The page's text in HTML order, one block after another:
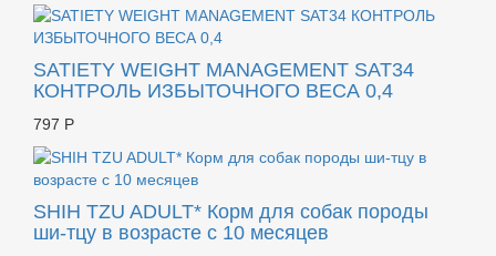
SATIETY WEIGHT MANAGEMENT SAT34
КОНТРОЛЬ ИЗБЫТОЧНОГО ВЕСА 0,4
797 Р
SHIH TZU ADULT* Корм для собак породы
ши-тцу в возрасте с 10 месяцев